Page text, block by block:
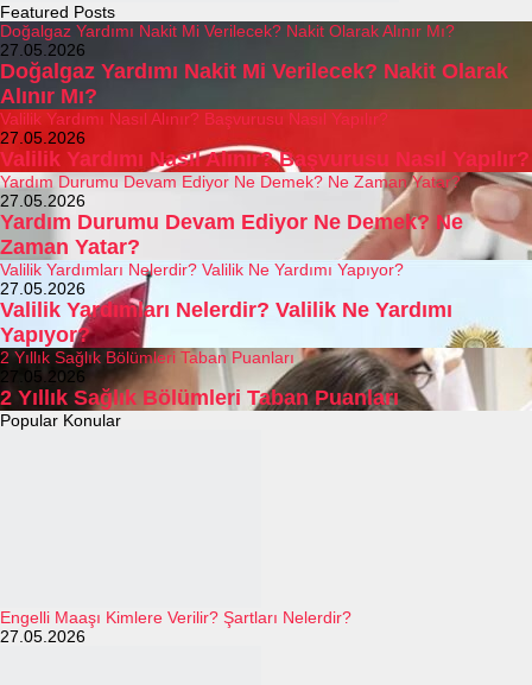
Featured Posts
Doğalgaz Yardımı Nakit Mi Verilecek? Nakit Olarak Alınır Mı?
27.05.2026
Doğalgaz Yardımı Nakit Mi Verilecek? Nakit Olarak
Alınır Mı?
Valilik Yardımı Nasıl Alınır? Başvurusu Nasıl Yapılır?
27.05.2026
Valilik Yardımı Nasıl Alınır? Başvurusu Nasıl Yapılır?
Yardım Durumu Devam Ediyor Ne Demek? Ne Zaman Yatar?
27.05.2026
Yardım Durumu Devam Ediyor Ne Demek? Ne
Zaman Yatar?
Valilik Yardımları Nelerdir? Valilik Ne Yardımı Yapıyor?
27.05.2026
Valilik Yardımları Nelerdir? Valilik Ne Yardımı
Yapıyor?
2 Yıllık Sağlık Bölümleri Taban Puanları
27.05.2026
2 Yıllık Sağlık Bölümleri Taban Puanları
Popular Konular
Engelli Maaşı Kimlere Verilir? Şartları Nelerdir?
27.05.2026